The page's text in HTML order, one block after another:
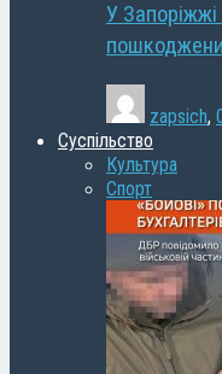
У
zapsich,
Суспільство
Культура
Спорт